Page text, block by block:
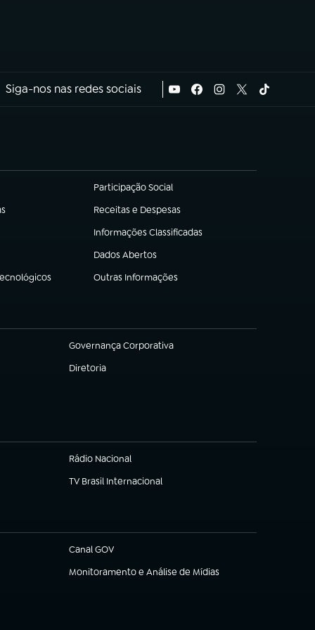
Siga-nos nas redes sociais
Participação Social
(abre em nova aba)
Receitas e Despesas
(abre em nova aba)
Informações Classificadas
(abre em nova aba)
Dados Abertos
(abre em nova aba)
Outras Informações
(abre em nova aba)
Governança Corporativa
(abre em nova aba)
Diretoria
(abre em nova aba)
Rádio Nacional
TV Brasil Internacional
(abre em nova aba)
Canal GOV
(abre em nova aba)
Monitoramento e Análise de Mídias
(abre em nova aba)